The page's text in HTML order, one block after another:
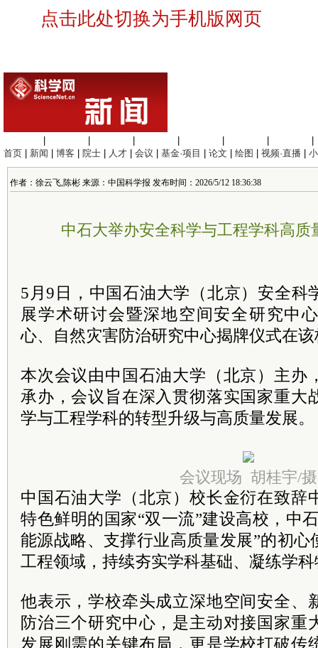
点击此处切换为手机版网页
首页
新闻 博客 院士 人才 会议 基金·项目 论文 绘图 视频·直播
作者：徐云飞,陈彬 来源：中国科学报 发布时间：2026/5/12 18:36:38
中石大举办安全科学与工程学科高质
5月9日，中国石油大学（北京）安全科
展学术研讨会暨深地空间安全研究中
心、自然灾害防治研究中心揭牌仪式在
本次会议由中国石油大学（北京）主办
承办，会议旨在深入贯彻落实国家重大
学与工程学科的转型升级与高质量发展。
会议现场 胡桂宇/摄
中国石油大学（北京）校长金衍在致辞
特色鲜明的国家“双一流”建设高校，中
能源战略、支撑行业高质量发展”的初
工程领域，持续夯实学科基础、凝练学
他表示，学校牵头成立深地空间安全、
防治三个研究中心，是主动对接国家重
发展刚需的关键布局，更是学校打破传